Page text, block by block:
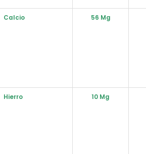
Calcio 56 Mg
Hierro 10 Mg